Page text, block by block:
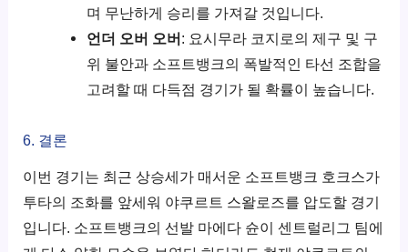
며 무난하게 승리를 가져갈 것입니다.
언더 오버 오버: 요시무라 코지로의 제구 및 구
위 불안과 소프트뱅크의 폭발적인 타선 조합을
고려할 때 다득점 경기가 될 확률이 높습니다.
6. 결론
이번 경기는 최근 상승세가 매서운 소프트뱅크 호크스가
투타의 조화를 앞세워 야쿠르트 스왈로즈를 압도할 경기
입니다. 소프트뱅크의 선발 마에다 슌이 센트럴리그 팀에